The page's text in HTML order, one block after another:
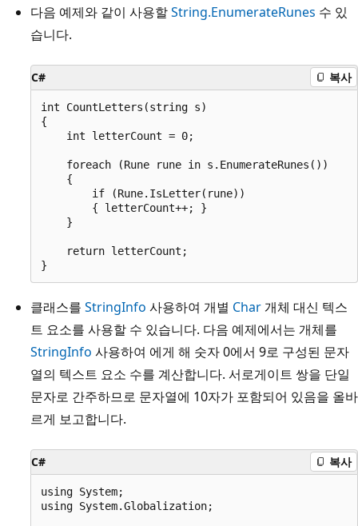
다음 예제와 같이 사용할String.EnumerateRunes 수 있
습니다.
C# 복사
int CountLetters(string s)
{
    int letterCount = 0;
    foreach (Rune rune in s.EnumerateRunes())
    {
        if (Rune.IsLetter(rune))
        { letterCount++; }
    }
    return letterCount;
클래스를 StringInfo 사용하여 개별 Char 개체 대신 텍스
트 요소를 사용할 수 있습니다. 다음 예제에서는 개체를
StringInfo 사용하여 에게 해 숫자 0에서 9로 구성된 문자
열의 텍스트 요소 수를 계산합니다. 서로게이트 쌍을 단일
문자로 간주하므로 문자열에 10자가 포함되어 있음을 올바
르게 보고합니다.
C# 복사
using System;
using System.Globalization;